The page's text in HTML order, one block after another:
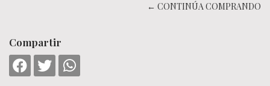
← CONTINÚA COMPRANDO
Compartir